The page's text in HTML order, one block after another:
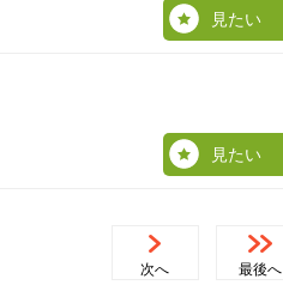
見たい
見たい
次へ 最後へ